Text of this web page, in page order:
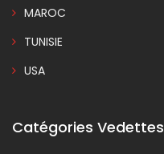
MAROC
TUNISIE
USA
Catégories Vedettes